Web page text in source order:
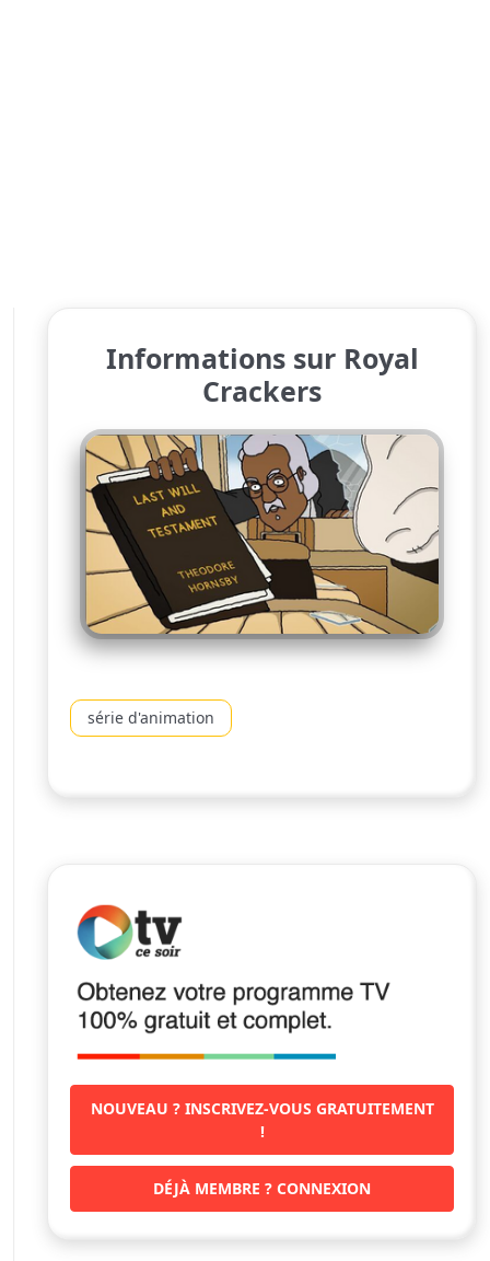
Informations sur Royal
Crackers
série d'animation
NOUVEAU ? INSCRIVEZ-VOUS GRATUITEMENT
!
DÉJÀ MEMBRE ? CONNEXION